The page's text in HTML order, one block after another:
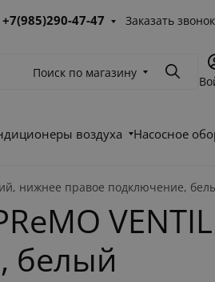
+7(985)290-47-47 Заказать звонок
Поиск по магазину Поиск
воздуха Насосное
нижнее правое подключение,
белый